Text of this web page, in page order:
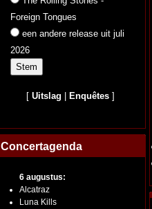
Foreign Tongues
een andere release uit juli
2026
[Uitslag Enquêtes ]
Concertagenda
6 augustus:
Alcatraz
Luna Kills